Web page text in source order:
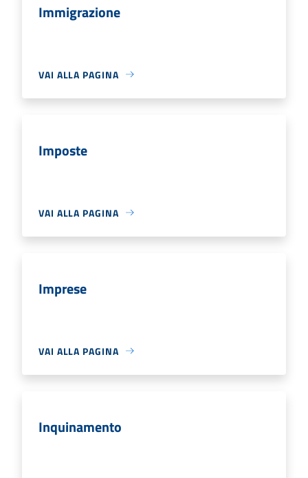
Immigrazione
VAI ALLA PAGINA
Imposte
VAI ALLA PAGINA
Imprese
VAI ALLA PAGINA
Inquinamento